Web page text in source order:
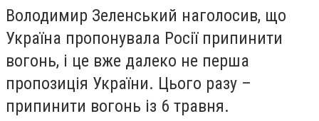
Володимир Зеленський наголосив, що
Україна пропонувала Росії припинити
вогонь, і це вже далеко не перша
пропозиція України. Цього разу –
припинити вогонь із 6 травня.